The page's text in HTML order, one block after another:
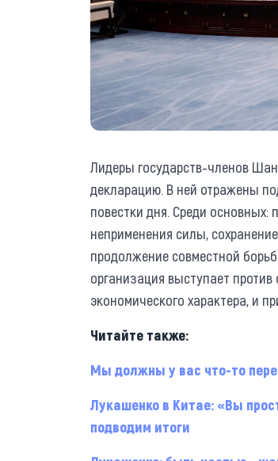
Лидеры государств-членов
декларацию. В ней отражены
повестки дня. Среди
неприменения силы,
продолжение совместной
организация выступает
экономического характера, и
Читайте также:
Мы должны у вас что-то
Лукашенко в Китае: «Вы
подводим итоги